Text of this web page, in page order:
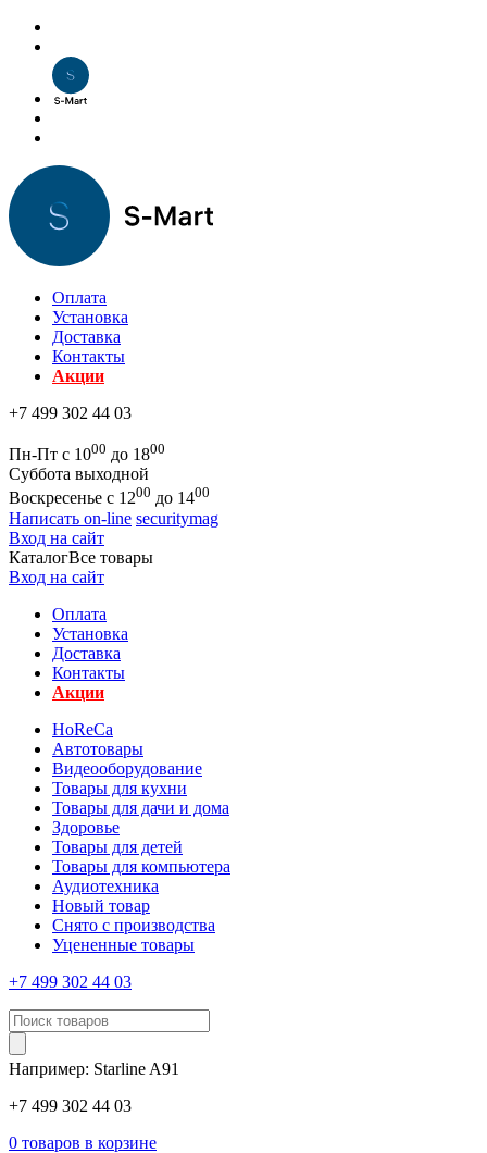
Оплата
Установка
Доставка
Контакты
Акции
+7 499 302 44 03
Пн-Пт с 1000 до 1800
Суббота выходной
Воскресенье с 1200 до 1400
Написать on-line securitymag
Вход на сайт
КаталогВсе товары
Вход на сайт
Оплата
Установка
Доставка
Контакты
Акции
HoReCa
Автотовары
Видеооборудование
Товары для кухни
Товары для дачи и дома
Здоровье
Товары для детей
Товары для компьютера
Аудиотехника
Новый товар
Снято с производства
Уцененные товары
+7 499 302 44 03
Например: Starline A91
+7 499 302 44 03
0 товаров в корзине